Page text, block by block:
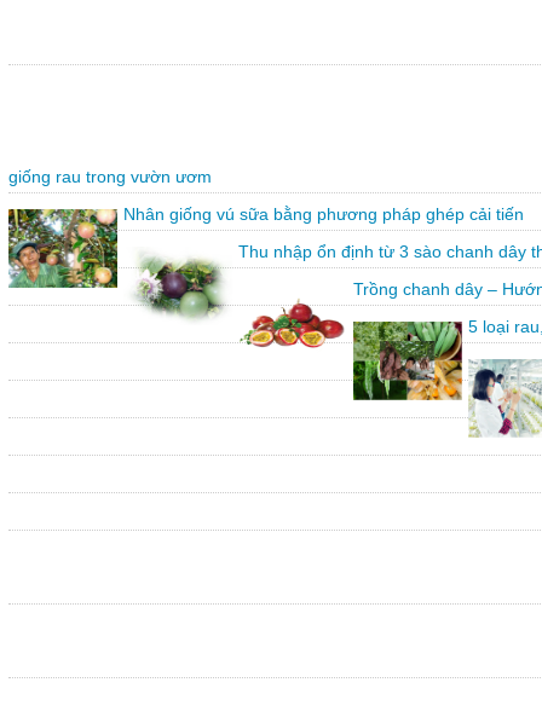
giống rau trong vườn ươm
Nhân giống vú sữa bằng phương pháp ghép cải tiến
Thu nhập ổn định từ 3 sào chanh dây
Trồng chanh dây –
5 loại